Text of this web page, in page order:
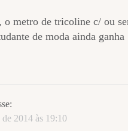
o metro de tricoline c/ ou
de moda ainda
2014 às 19:10